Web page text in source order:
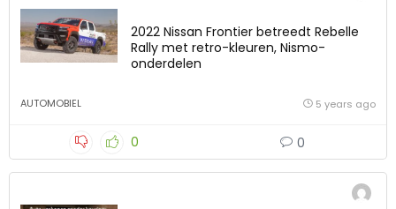
2022 Nissan Frontier betreedt Rebelle
Rally met retro-kleuren, Nismo-
onderdelen
AUTOMOBIEL 5 years ago
0 0